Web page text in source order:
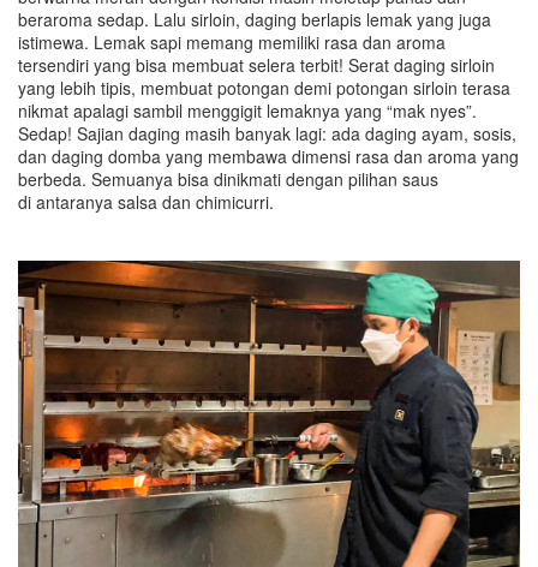
beraroma sedap. Lalu sirloin, daging berlapis lemak yang juga
istimewa. Lemak sapi memang memiliki rasa dan aroma
tersendiri yang bisa membuat selera terbit! Serat daging sirloin
yang lebih tipis, membuat potongan demi potongan sirloin terasa
nikmat apalagi sambil menggigit lemaknya yang “mak nyes”.
Sedap! Sajian daging masih banyak lagi: ada daging ayam, sosis,
dan daging domba yang membawa dimensi rasa dan aroma yang
berbeda. Semuanya bisa dinikmati dengan pilihan saus
di antaranya salsa dan chimicurri.